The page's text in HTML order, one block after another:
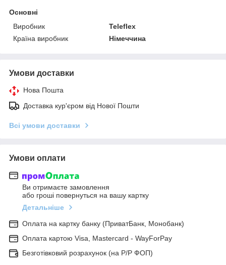
Основні
Виробник
Teleflex
Країна виробник
Німеччина
Умови доставки
Нова Пошта
Доставка кур'єром від Нової Пошти
Всі умови доставки
Умови оплати
Ви отримаєте замовлення
або гроші повернуться на вашу картку
Детальніше
Оплата на картку банку (ПриватБанк, Монобанк)
Оплата картою Visa, Mastercard - WayForPay
Безготівковий розрахунок (на Р/Р ФОП)